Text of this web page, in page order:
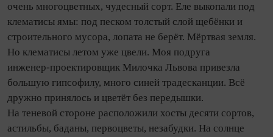
очень многоцветных, чудесный сорт. Еле выкопали под
клематисы ямы: под песком толстый слой щебёнки и
строи­тель­ного мусора, лопата не берёт. Мёртвая земля.
Но клематисы летом уже цвели. Моя по­друга
инженер‑проектировщик Милочка Львова привезла
большую гипсофилу, много синей традесканции. Всё
дружно принялось и цветёт без передышки.
На теневой стороне расположили хосты десяти сортов,
астильбы, баданы, первоцветы, незабудки. На солнце